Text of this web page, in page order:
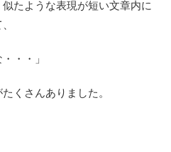
たような表現が短い文章内に
・・」
くさんありました。